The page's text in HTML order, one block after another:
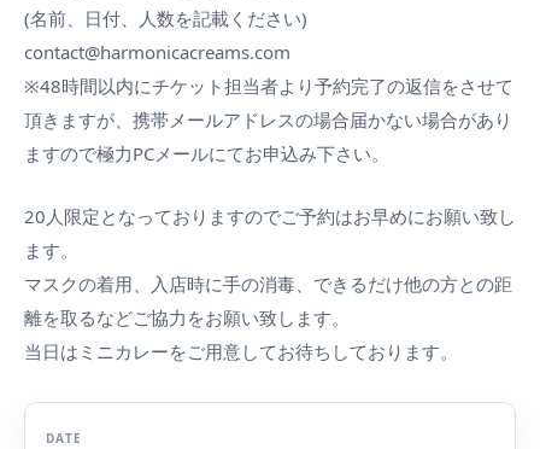
(名前、日付、人数を記載ください)
contact@harmonicacreams.com
※48時間以内にチケット担当者より予約完了の返信をさせて
頂きますが、携帯メールアドレスの場合届かない場合があり
ますので極力PCメールにてお申込み下さい。
20人限定となっておりますのでご予約はお早めにお願い致し
ます。
マスクの着用、入店時に手の消毒、できるだけ他の方との距
離を取るなどご協力をお願い致します。
当日はミニカレーをご用意してお待ちしております。
DATE